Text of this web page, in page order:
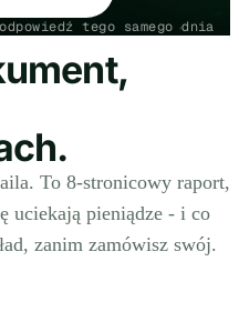
tego samego dnia
To 8-stronicowy raport,
uciekają pieniądze - i co
zanim zamówisz swój.